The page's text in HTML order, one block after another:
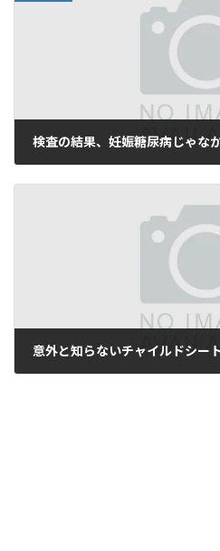
検査の結果、妊娠糖尿病じゃな
意外と知らないチャイルドシー